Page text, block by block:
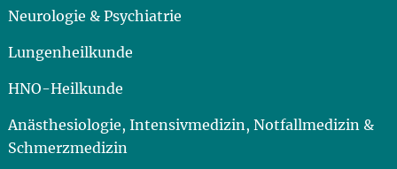
Neurologie & Psychiatrie
Lungenheilkunde
HNO-Heilkunde
Anästhesiologie, Intensivmedizin, Notfallmedizin &
Schmerzmedizin